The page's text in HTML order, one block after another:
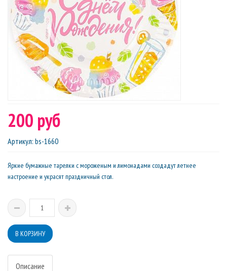
200 руб
Артикул: bs-1660
Яркие бумажные тарелки с мороженым и лимонадами создадут летнее
настроение и украсят праздничный стол.
Описание